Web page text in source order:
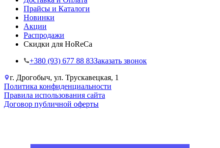
Прайсы и Каталоги
Новинки
Акции
Распродажи
Скидки для HoReCa
+38‎0 (93) 677 88 83Заказать звонок
г. Дрогобыч, ул. Трускавецкая, 1
Политика конфиденциальности
Правила использования сайта
Договор публичной оферты